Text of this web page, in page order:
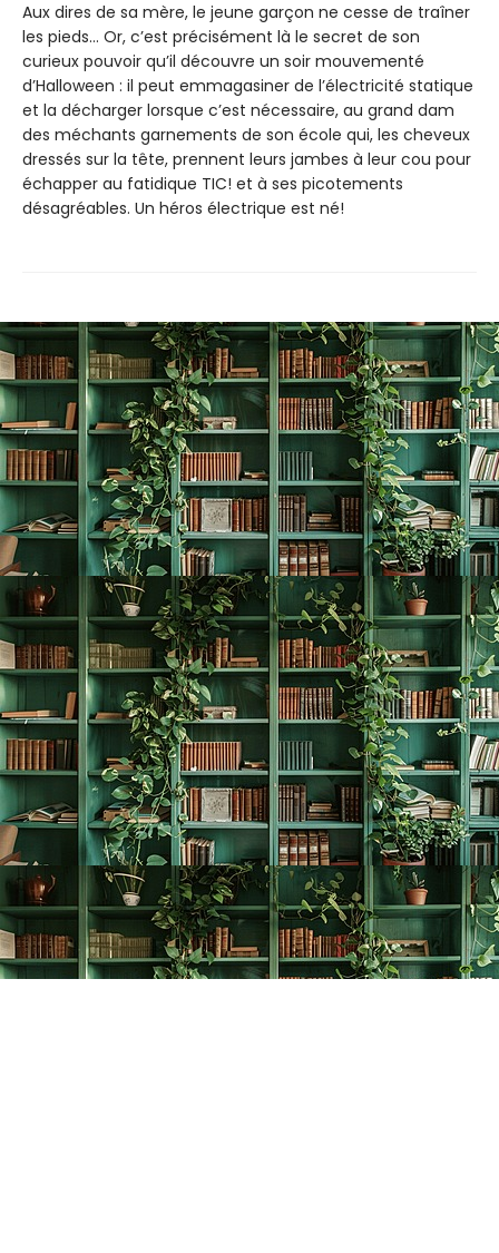
Aux dires de sa mère, le jeune garçon ne cesse de traîner
les pieds… Or, c’est précisément là le secret de son
curieux pouvoir qu’il découvre un soir mouvementé
d’Halloween : il peut emmagasiner de l’électricité statique
et la décharger lorsque c’est nécessaire, au grand dam
des méchants garnements de son école qui, les cheveux
dressés sur la tête, prennent leurs jambes à leur cou pour
échapper au fatidique TIC! et à ses picotements
désagréables. Un héros électrique est né!